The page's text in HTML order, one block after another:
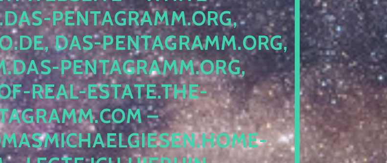
PENTAGRAMM.ORG, S
DAS-PENTAGRAMM.ORG, P
PENTAGRAMM.ORG, L
REAL-ESTATE.THE-P
– E
B